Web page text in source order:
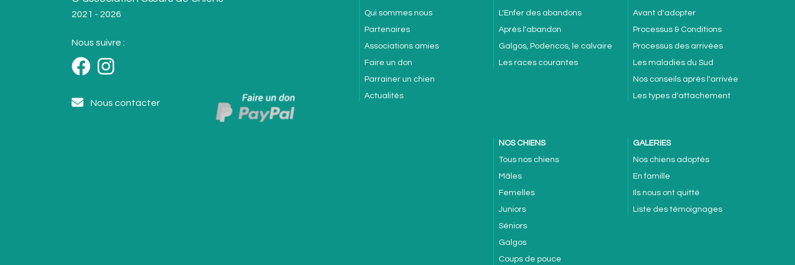
2021 - 2026
Nous suivre :
Nous contacter
Qui sommes nous
Partenaires
Associations amies
Faire un don
Parrainer un chien
Actualités
L'Enfer des abandons
Après l'abandon
Galgos, Podencos, le calvaire
Les races courantes
Avant d'adopter
Processus & Conditions
Processus des arrivées
Les maladies du Sud
Nos conseils après l'arrivée
Les types d'attachement
NOS CHIENS
Tous nos chiens
Mâles
Femelles
Juniors
Séniors
Galgos
Coups de pouce
GALERIES
Nos chiens adoptés
En famille
Ils nous ont quitté
Liste des témoignages